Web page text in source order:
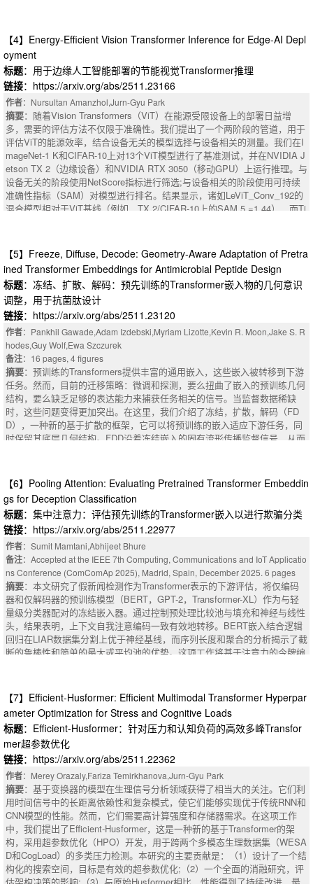
ditions are tight. By investigating these success and failure cases, it is re
vealed that gradient descent with small initialization may fail or struggle to
converge to a good solution in certain simple tasks even beyond random
walks. Experiments are conducted to support our theoretical findings.
36%的训练吞吐量增加。此外，TWEO实现了新的量化范例。LLM的硬件友
好的W8A8每张量静态量化，以前被认为由于离群值而完全不可用，首次在
TWEO训练的模型上实现了SOTA性能。
摘要
：Native FP8 support in modern hardware is essential for training large Tra
nsformers, but is severely hindered by extreme activation outliers. Existin
g solutions either rely on complex mixed-precision engineering or invasive
architectural modifications. This paper fundamentally challenges the conv
entional wisdom that outliers are data-driven. We demonstrate that extrem
e outliers are a data-independent, mechanically-produced artifact of trainin
g, originating from specific structural properties of the weight matrices (i.
e., colinearity). Based on this insight, we propose TWEO (Transformers Wi
thout Extreme Outliers), a novel, non-invasive loss function. TWEO effecti
pre-training with neither engineering tricks nor architectural changes for bot
h LLM and ViT. When standard FP8 training catastrophically collapses, T
WEO achieves performance comparable to the BF16 baseline while delive
ring a 36% increase in training throughput. Also, TWEO enables a new qu
antization paradigm. Hardware-friendly W8A8 per-tensor static quantization
of LLMs, previously considered completely unusable due to outliers, achie
ves SOTA performance for the first time on TWEO-trained models.
【4】Energy-Efficient Vision Transformer Inference for Edge-AI Depl
oyment
标题：用于边缘人工智能部署的节能视觉Transformer推理
链接：https://arxiv.org/abs/2511.23166
作者：Nursultan Amanzhol,Jurn-Gyu Park
摘要：随着Vision Transformers（ViT）在能源受限设备上的部署日益增
多，需要的评估方法不仅限于准确性。我们提出了一个两阶段的管道，用于
评估ViT的能源效率，结合设备无关的模型选择与设备相关的测量。我们在I
mageNet-1 K和CIFAR-10上对13个ViT模型进行了基准测试，并在NVIDIA J
etson TX 2（边缘设备）和NVIDIA RTX 3050（移动GPU）上运行推理。与
设备无关的阶段使用NetScore指标进行筛选;与设备相关的阶段使用可持续
准确性指标（SAM）对模型进行排名。结果显示，诸如LeViT_Conv_192的
混合模型相对于ViT基线（例如，TX 2/CIFAR-10上的SAM 5 =1.44），而Ti
6）。
摘要 ：The growing deployment of Vision Transformers (ViTs) on energy-co
nstrained devices requires evaluation methods that go beyond accuracy al
one. We present a two-stage pipeline for assessing ViT energy efficiency t
hat combines device-agnostic model selection with device-related measur
ements. We benchmark 13 ViT models on ImageNet-1K and CIFAR-10, ru
nning inference on NVIDIA Jetson TX2 (edge device) and an NVIDIA RTX
3050 (mobile GPU). The device-agnostic stage uses the NetScore metric f
or screening; the device-related stage ranks models with the Sustainable
Accuracy Metric (SAM). Results show that hybrid models such as LeViT_
Conv_192 reduce energy by up to 53% on TX2 relative to a ViT baseline
(e.g., SAM5=1.44 on TX2/CIFAR-10), while distilled models such as TinyV
iT-11M_Distilled excel on the mobile GPU (e.g., SAM5=1.72 on RTX 3050/
CIFAR-10 and SAM5=0.76 on RTX 3050/ImageNet-1K).
【5】Freeze, Diffuse, Decode: Geometry-Aware Adaptation of Pretra
ined Transformer Embeddings for Antimicrobial Peptide Design
标题：冻结、扩散、解码：预先训练的Transformer嵌入物的几何意识
调整，用于抗菌肽设计
链接：https://arxiv.org/abs/2511.23120
作者：Pankhil Gawade,Adam Izdebski,Myriam Lizotte,Kevin R. Moon,Jake S. R
hodes,Guy Wolf,Ewa Szczurek
备注：16 pages, 4 figures
摘要：预训练的Transformers提供丰富的通用嵌入，这些嵌入被转移到下游
任务。然而，目前的迁移策略：微调和探测，要么扭曲了嵌入的预训练几何
结构，要么缺乏足够的表达能力来捕获任务相关的信号。当监督数据稀缺
时，这些问题变得更加突出。在这里，我们介绍了冻结，扩散，解码（FD
D），一种新的基于扩散的框架，它可以将预训练的嵌入适应下游任务，同
时保留其底层几何结构。FDD沿着冻结嵌入的固有流形传播监督信号，从而
摘要 ：Pretrained transformers provide rich, general-purpose embeddings,
which are transferred to downstream tasks. However, current transfer strat
egies: fine-tuning and probing, either distort the pretrained geometric struct
ure of the embeddings or lack sufficient expressivity to capture task-releva
nt signals. These issues become even more pronounced when supervised
data are scarce. Here, we introduce Freeze, Diffuse, Decode (FDD), a nov
el diffusion-based framework that adapts pre-trained embeddings to downs
tream tasks while preserving their underlying geometric structure. FDD pro
pagates supervised signal along the intrinsic manifold of frozen embedding
s, enabling a geometry-aware adaptation of the embedding space. Applied
to antimicrobial peptide design, FDD yields low-dimensional, predictive, an
d interpretable representations that support property prediction, retrieval, a
nd latent-space interpolation.
【6】Pooling Attention: Evaluating Pretrained Transformer Embeddin
gs for Deception Classification
标题：集中注意力：评估预先训练的Transformer嵌入以进行欺骗分类
链接：https://arxiv.org/abs/2511.22977
作者：Sumit Mamtani,Abhijeet Bhure
备注：Accepted at the IEEE 7th Computing, Communications and IoT Applicatio
ns Conference (ComComAp 2025), Madrid, Spain, December 2025. 6 pages
摘要：本文研究了假新闻检测作为Transformer表示的下游评估，将仅编码
器和仅解码器的预训练模型（BERT，GPT-2，Transformer-XL）作为与轻
量级分类器配对的冻结嵌入器。通过控制预处理比较池与填充和神经与线性
头，结果表明，上下文自我注意编码一致有效地转移。BERT嵌入结合逻辑
回归在LIAR数据集分割上优于神经基线，而序列长度和聚合的分析揭示了截
断的鲁棒性和简单的最大或平均池的优势。这项工作将基于注意力的令牌编
摘要 ：This paper investigates fake news detection as a downstream evalu
ation of Transformer representations, benchmarking encoder-only and deco
der-only pre-trained models (BERT, GPT-2, Transformer-XL) as frozen emb
edders paired with lightweight classifiers. Through controlled preprocessin
g comparing pooling versus padding and neural versus linear heads, result
s demonstrate that contextual self-attention encodings consistently transf
er effectively. BERT embeddings combined with logistic regression outperf
orm neural baselines on LIAR dataset splits, while analyses of sequence l
ength and aggregation reveal robustness to truncation and advantages fro
m simple max or average pooling. This work positions attention-based tok
en encoders as robust, architecture-centric foundations for veracity tasks,
isolating Transformer contributions from classifier complexity.
【7】Efficient-Husformer: Efficient Multimodal Transformer Hyperpar
ameter Optimization for Stress and Cognitive Loads
标题：Efficient-Husformer：针对压力和认知负荷的高效多峰Transfor
mer超参数优化
链接：https://arxiv.org/abs/2511.22362
作者：Merey Orazaly,Fariza Temirkhanova,Jurn-Gyu Park
摘要：基于变换器的模型在生理信号分析领域获得了相当大的关注。它们利
用时间信号中的长距离依赖性和复杂模式，使它们能够实现优于传统RNN和
CNN模型的性能。然而，它们需要高计算强度和存储器需求。在这项工作
中，我们提出了Efficient-Husformer，这是一种新的基于Transformer的架
构，采用超参数优化（HPO）开发，用于跨两个多模态生理数据集（WESA
D和CogLoad）的多类压力检测。本研究的主要贡献是：（1）设计了一个结
构化的搜索空间，目标是有效的超参数优化;（2）一个全面的消融研究，评
估架构决策的影响;（3）与原始Husformer相比，性能得到了持续改进，最